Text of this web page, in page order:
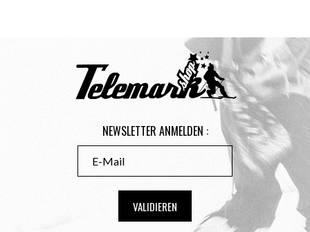
NEWSLETTER ANMELDEN :